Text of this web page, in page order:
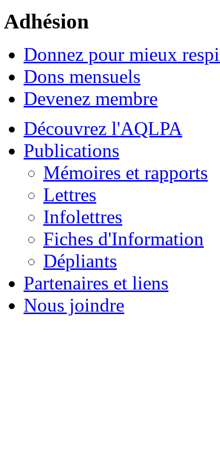
Adhésion
Donnez pour mieux
Dons mensuels
Devenez membre
Découvrez l'AQLPA
Publications
Mémoires et rapports
Lettres
Infolettres
Fiches d'Information
Dépliants
Partenaires et liens
Nous joindre